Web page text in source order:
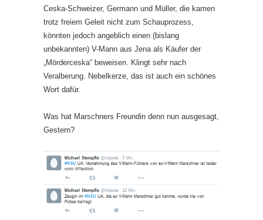
Ceska-Schweizer, Germann und Müller, die kamen
trotz freiem Geleit nicht zum Schauprozess,
könnten jedoch angeblich einen (bislang
unbekannten) V-Mann aus Jena als Käufer der
„Mörderceska“ beweisen. Klingt sehr nach
Veralberung. Nebelkerze, das ist auch ein schönes
Wort dafür.
Was hat Marschners Freundin denn nun ausgesagt,
Gestern?